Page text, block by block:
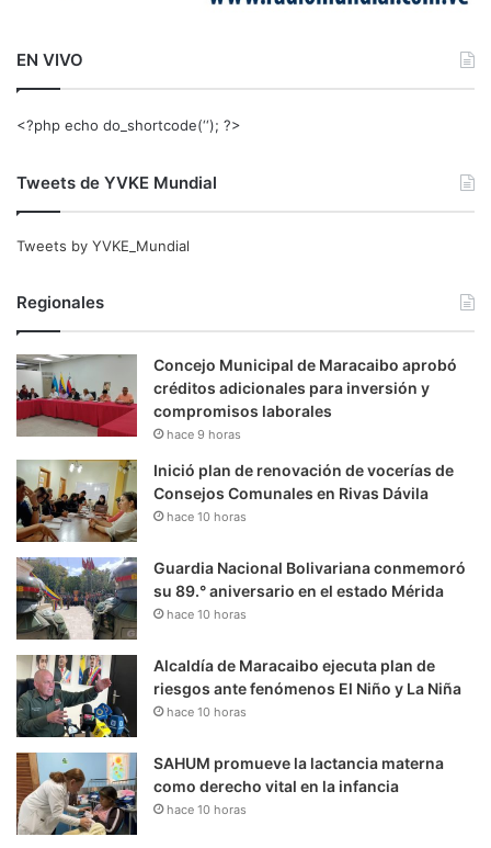
EN VIVO
<?php echo do_shortcode(‘‘); ?>
Tweets de YVKE Mundial
Tweets by YVKE_Mundial
Regionales
Concejo Municipal de Maracaibo aprobó
créditos adicionales para inversión y
compromisos laborales
hace 9 horas
Inició plan de renovación de vocerías de
Consejos Comunales en Rivas Dávila
hace 10 horas
Guardia Nacional Bolivariana conmemoró
su 89.° aniversario en el estado Mérida
hace 10 horas
Alcaldía de Maracaibo ejecuta plan de
riesgos ante fenómenos El Niño y La Niña
hace 10 horas
SAHUM promueve la lactancia materna
como derecho vital en la infancia
hace 10 horas